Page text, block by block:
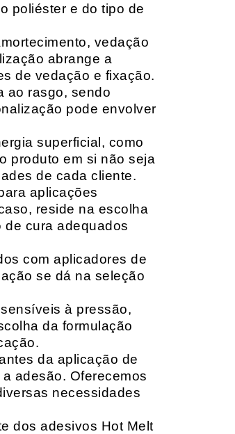
poliéster e do tipo de
vedação
abrange a
de vedação e fixação.
ao rasgo, sendo
pode envolver
superficial, como
produto em si não seja
de cada cliente.
aplicações
reside na escolha
de cura adequados
com aplicadores de
se dá na seleção
à pressão,
da formulação
da aplicação de
adesão. Oferecemos
necessidades
dos adesivos Hot Melt